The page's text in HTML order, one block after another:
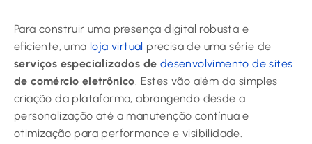
Para construir uma presença digital robusta e
eficiente, uma loja virtual precisa de uma série de
serviços especializados de desenvolvimento de sites
de comércio eletrônico . Estes vão além da simples
criação da plataforma, abrangendo desde a
personalização até a manutenção contínua e
otimização para performance e visibilidade.